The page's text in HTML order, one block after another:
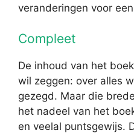
veranderingen voor
Compleet
De inhoud van het
wil zeggen: over alles
gezegd. Maar die
het nadeel van het
en veelal puntsgewijs.